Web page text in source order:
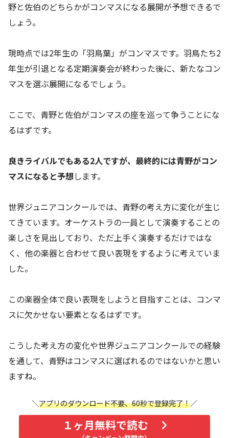
野と佐伯のどちらかがコンマスになる展開が予想できるで
しょう。
現時点では2年生の「羽鳥葉」がコンマスです。羽鳥たち2
年生が引退となる定期演奏会が終わった後に、新たなコン
マスを選ぶ展開になるでしょう。
ここで、青野と佐伯がコンマスの座を巡って争うことにな
るはずです。
良きライバルでもある2人ですが、最終的には青野がコン
マスになると予想します。
世界ジュニアコンクールでは、青野の考え方に変化が生じ
てきています。オーケストラの一員として演奏することの
楽しさを見出しており、ただ上手く演奏するだけではな
く、他の楽器と合わせて良い表現をするように考えていま
した。
この楽器全体で良い表現をしようと目指すことは、コンマ
スに欠かせない要素となるはずです。
こうした考え方の変化や世界ジュニアコンクールでの経験
を通して、青野はコンマスに選ばれるのではないかと思い
ますね。
アプリのダウンロード不要、60秒で登録完了！
１ヶ月無料で読む